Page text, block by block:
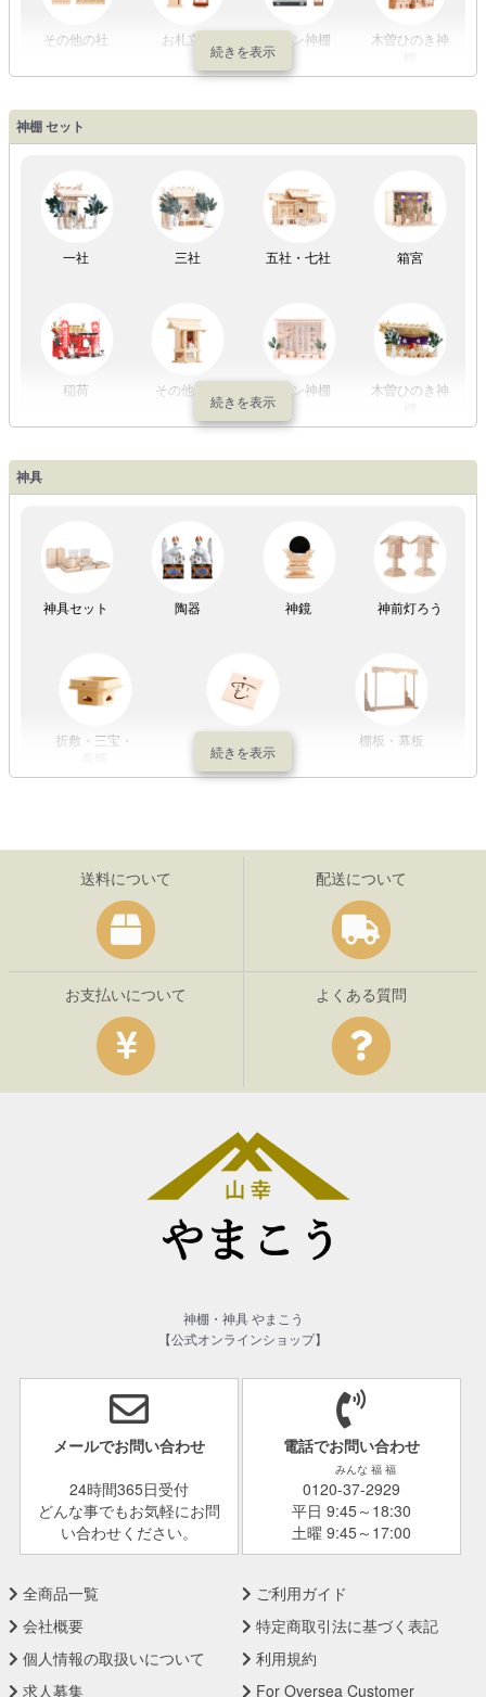
盆提灯一万円
以内
～2万円
～3万円
以上
その他の社 お札立て モダン神棚
木曽ひのき神
神棚 セット
一社 三社 五社・七社 箱宮
稲荷 その他の社 モダン神棚
木曽ひのき神
神具
神具セット 陶器 神鏡 神前灯ろう
折敷・三宝・
棚板・幕板
送料について 配送について
お支払いについて よくある質問
神棚・神具 やまこう
【公式オンラインショップ】
メールでお問い合わせ
24時間365日受付
どんな事でもお気軽にお問
い合わせください。
電話でお問い合わせ
みんな 福 福
0120-37-2929
平日 9:45～18:30
土曜 9:45～17:00
全商品一覧
ご利用ガイド
会社概要
特定商取引法に基づく表記
個人情報の取扱いについて
利用規約
求人募集
For Oversea Customer